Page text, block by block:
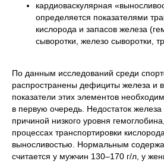
кардиоваскулярная
определяется показателями
кислорода и запасов железа
сыворотки, железо сыворотки,
По данным исследований среди
распространены дефициты железа и
показатели этих элементов
в первую очередь. Недостаток железа
причиной низкого уровня
процессах транспортировки
выносливостью. Нормальным
считается у мужчин 130–170 г/л, у